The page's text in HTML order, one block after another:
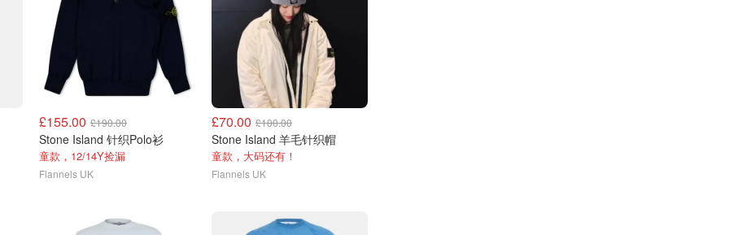
£155.00 £190.00
Stone Island 针织Polo衫
童款，12/14Y捡漏
Flannels UK
£70.00 £100.00
Stone Island 羊毛针织帽
童款，大码还有！
Flannels UK